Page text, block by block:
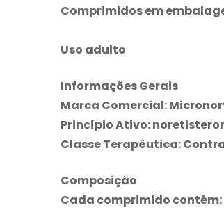
Comprimidos em
Uso adulto
Informações Gerais
Marca Comercial:Micronor
Princípio Ativo:
Classe Terapêutica:
Composição
Cada comprimido contém: